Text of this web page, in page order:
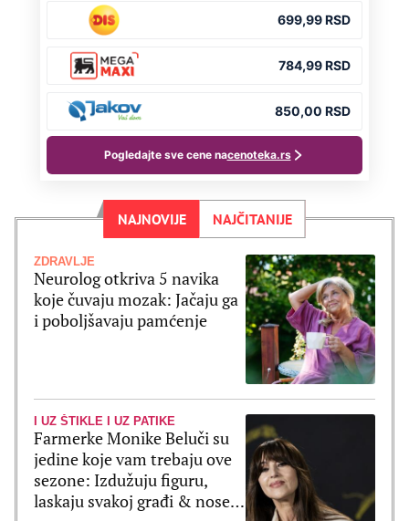
NAJNOVIJE NAJČITANIJE
ZDRAVLJE
Neurolog otkriva 5 navika
koje čuvaju mozak: Jačaju ga
i poboljšavaju pamćenje
I UZ ŠTIKLE I UZ PATIKE
Farmerke Monike Beluči su
jedine koje vam trebaju ove
sezone: Izdužuju figuru,
laskaju svakoj građi & nose